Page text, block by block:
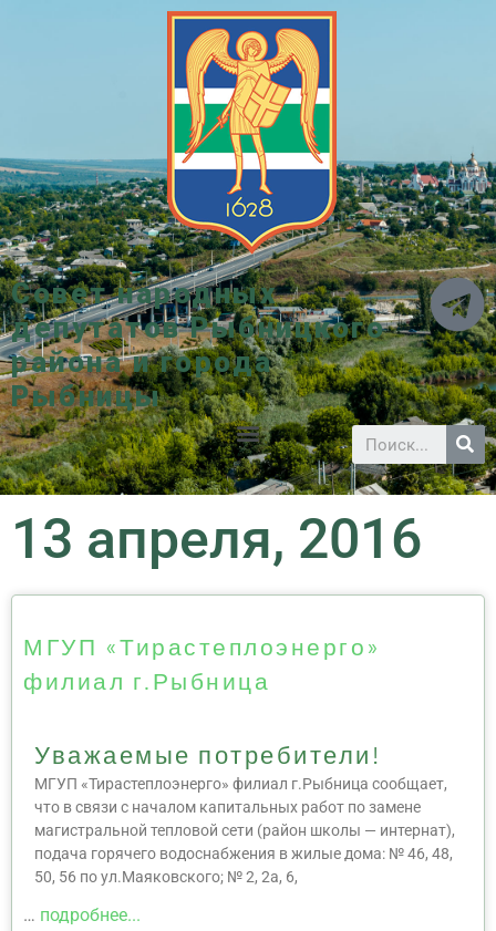
Совет народных
депутатов Рыбницкого
района и города
Рыбницы
13 апреля, 2016
МГУП «Тирастеплоэнерго»
филиал г.Рыбница
Уважаемые потребители!
МГУП «Тирастеплоэнерго» филиал г.Рыбница сообщает,
что в связи с началом капитальных работ по замене
магистральной тепловой сети (район школы — интернат),
подача горячего водоснабжения в жилые дома: № 46, 48,
50, 56 по ул.Маяковского; № 2, 2а, 6,
… подробнее...